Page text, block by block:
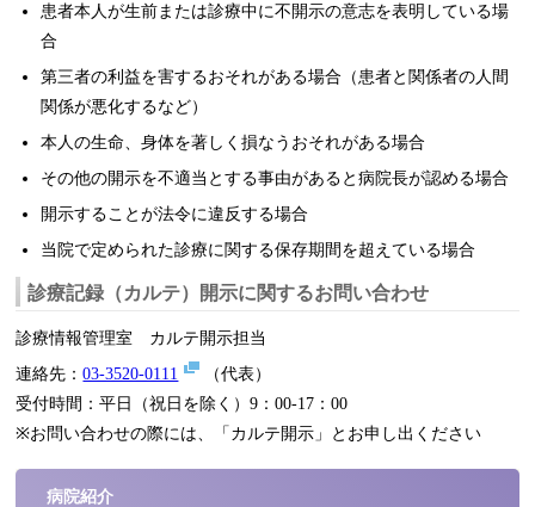
患者本人が生前または診療中に不開示の意志を表明している場
合
第三者の利益を害するおそれがある場合（患者と関係者の人間
関係が悪化するなど）
本人の生命、身体を著しく損なうおそれがある場合
その他の開示を不適当とする事由があると病院長が認める場合
開示することが法令に違反する場合
当院で定められた診療に関する保存期間を超えている場合
診療記録（カルテ）開示に関するお問い合わせ
診療情報管理室 カルテ開示担当
連絡先：03-3520-0111
（代表）
受付時間：平日（祝日を除く）9：00-17：00
※お問い合わせの際には、「カルテ開示」とお申し出ください
病院紹介